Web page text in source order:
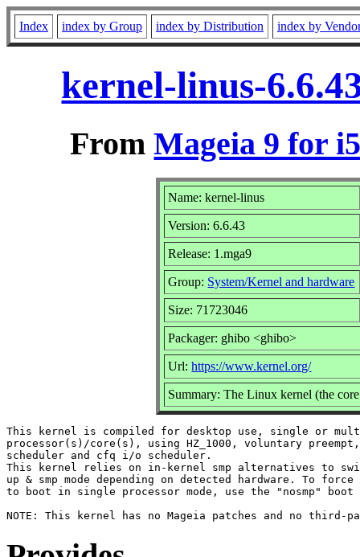
Index index by Group index by Distribution index by
kernel-linus-
FromMageia 9 for
Name: kernel-linus
Version: 6.6.43
Release: 1.mga9
Group: System/Kernel and hardware
Size: 71723046
Packager: ghibo <ghibo>
Url:https://www.kernel.org/
Summary: The Linux kernel (the
This kernel is compiled for desktop use, single or
processor(s)/core(s), using HZ_1000, voluntary preempt,
scheduler and cfq i/o scheduler.
This kernel relies on in-kernel smp alternatives to
up & smp mode depending on detected hardware. To
to boot in single processor mode, use the "nosmp" boot